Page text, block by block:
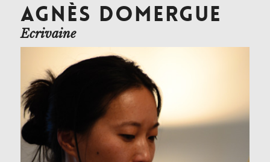
AGNÈS DOMERGUE
Ecrivaine